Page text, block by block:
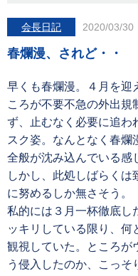
会長日記 2020/03/30
春爛漫、されど・・
早くも春爛漫。４月を迎
ころが不要不急の外出規
ず、止むなく必要に追わ
スク姿。なんとなく春爛
全般が沈み込んでいる感
しかし、此処しばらくは
に努めるしか無さそう。
私的には３月一杯徹底し
ッキリしている限り、何
観視していた。ところが
う侵入したのか、こっそ